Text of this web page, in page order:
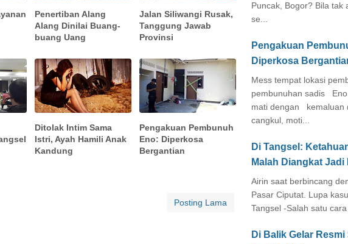
Penertiban Alang
Alang Dinilai Buang-
buang Uang
Jalan Siliwangi Rusak,
Tanggung Jawab
Provinsi
Ditolak Intim Sama
Istri, Ayah Hamili Anak
Kandung
Pengakuan Pembunuh
Eno: Diperkosa
Bergantian
Posting Lama
Puncak, Bogor? Bila tak
se...
Pengakuan
Diperkosa
Mess tempat lokasi
pembunuhan sadis
mati dengan
cangkul, moti...
Di Tangsel:
Malah Diangkat
Airin saat berbincang
Pasar Ciputat. Lupa
Tangsel -Salah satu cara
Di Balik Gelar